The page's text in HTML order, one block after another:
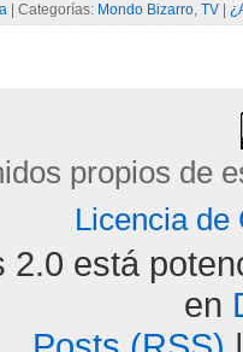
| Categorías: Mondo Bizarro, TV
propios de
Licencia de
2.0 está
en